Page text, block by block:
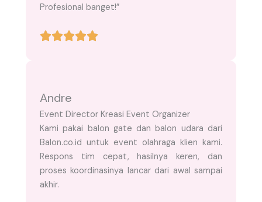
Profesional banget!”
Andre
Event Director Kreasi Event Organizer
Kami pakai balon gate dan balon udara dari
Balon.co.id untuk event olahraga klien kami.
Respons tim cepat, hasilnya keren, dan
proses koordinasinya lancar dari awal sampai
akhir.